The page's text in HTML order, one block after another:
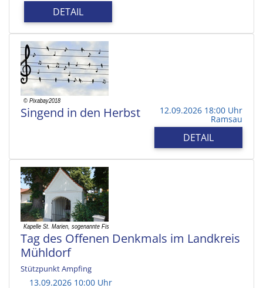
DETAIL
Singend in den Herbst 12.09.2026 18:00 Uhr
Ramsau
DETAIL
Tag des Offenen Denkmals im Landkreis
Mühldorf
Stützpunkt Ampfing
13.09.2026 10:00 Uhr